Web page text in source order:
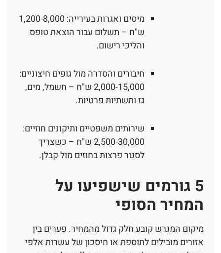
מיסים ואגרות בעירייה: 1,200-8,000
ש"ח – תשלום עבור הוצאת טופס
והליכי רישום.
חיבורים והסדרה מול גופים חיצוניים:
2,000-15,000 ש"ח – חשמל, מים,
גז ותשתיות פרטיות.
שירותים משפטיים ותיקונים חוזיים:
2,500-30,000 ש"ח – כשצריך
לסגור פרצות בחוזים מול קבלן.
5 גורמים שישפיעו על
המחיר הסופי
מיקום המגרש קובע חלק גדול מהמחיר. פערים בין
אזורים מובילים לתוספת או חיסכון של עשרות אלפי